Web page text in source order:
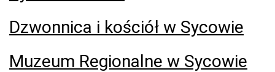
Dzwonnica i kościół w Sycowie
Muzeum Regionalne w Sycowie